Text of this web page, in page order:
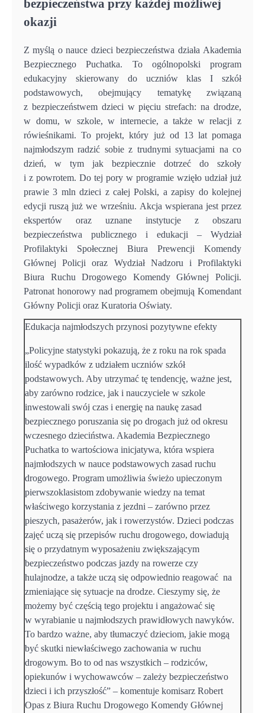
bezpieczeństwa przy każdej możliwej
okazji
Z myślą o nauce dzieci bezpieczeństwa działa Akademia
Bezpiecznego Puchatka. To ogólnopolski program
edukacyjny skierowany do uczniów klas I szkół
podstawowych, obejmujący tematykę związaną
z bezpieczeństwem dzieci w pięciu strefach: na drodze,
w domu, w szkole, w internecie, a także w relacji z
rówieśnikami. To projekt, który już od 13 lat pomaga
najmłodszym radzić sobie z trudnymi sytuacjami na co
dzień, w tym jak bezpiecznie dotrzeć do szkoły
i z powrotem. Do tej pory w programie wzięło udział już
prawie 3 mln dzieci z całej Polski, a zapisy do kolejnej
edycji ruszą już we wrześniu. Akcja wspierana jest przez
ekspertów oraz uznane instytucje z obszaru
bezpieczeństwa publicznego i edukacji – Wydział
Profilaktyki Społecznej Biura Prewencji Komendy
Głównej Policji oraz Wydział Nadzoru i Profilaktyki
Biura Ruchu Drogowego Komendy Głównej Policji.
Patronat honorowy nad programem obejmują Komendant
Główny Policji oraz Kuratoria Oświaty.
Edukacja najmłodszych przynosi pozytywne efekty
„Policyjne statystyki pokazują, że z roku na rok spada
ilość wypadków z udziałem uczniów szkół
podstawowych. Aby utrzymać tę tendencję, ważne jest,
aby zarówno rodzice, jak i nauczyciele w szkole
inwestowali swój czas i energię na naukę zasad
bezpiecznego poruszania się po drogach już od okresu
wczesnego dzieciństwa. Akademia Bezpiecznego
Puchatka to wartościowa inicjatywa, która wspiera
najmłodszych w nauce podstawowych zasad ruchu
drogowego. Program umożliwia świeżo upieczonym
pierwszoklasistom zdobywanie wiedzy na temat
właściwego korzystania z jezdni – zarówno przez
pieszych, pasażerów, jak i rowerzystów. Dzieci podczas
zajęć uczą się przepisów ruchu drogowego, dowiadują
się o przydatnym wyposażeniu zwiększającym
bezpieczeństwo podczas jazdy na rowerze czy
hulajnodze, a także uczą się odpowiednio reagować na
zmieniające się sytuacje na drodze. Cieszymy się, że
możemy być częścią tego projektu i angażować się
w wyrabianie u najmłodszych prawidłowych nawyków.
To bardzo ważne, aby tłumaczyć dzieciom, jakie mogą
być skutki niewłaściwego zachowania w ruchu
drogowym. Bo to od nas wszystkich – rodziców,
opiekunów i wychowawców – zależy bezpieczeństwo
dzieci i ich przyszłość” – komentuje komisarz Robert
Opas z Biura Ruchu Drogowego Komendy Głównej